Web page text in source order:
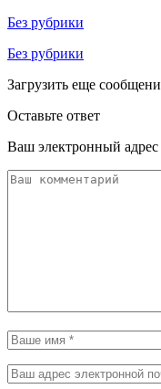
Без рубрики
Без рубрики
Загрузить еще
Оставьте ответ
Ваш электронный адрес